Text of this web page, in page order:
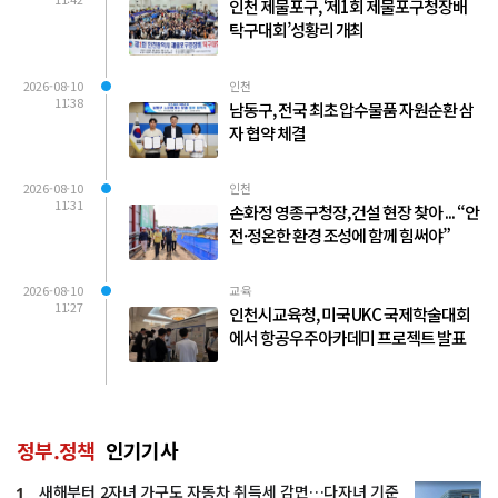
인천 제물포구, ‘제1회 제물포구청장배
탁구대회’성황리 개최
2026-08-10
11:38
인천
남동구, 전국 최초 압수물품 자원순환 삼
자 협약 체결
2026-08-10
11:31
인천
손화정 영종구청장, 건설 현장 찾아 ... “안
전·정온한 환경 조성에 함께 힘써야”
2026-08-10
11:27
교육
인천시교육청, 미국 UKC 국제학술대회
에서 항공우주아카데미 프로젝트 발표
정부.정책 인기기사
1 새해부터 2자녀 가구도 자동차 취득세 감면…다자녀 기준